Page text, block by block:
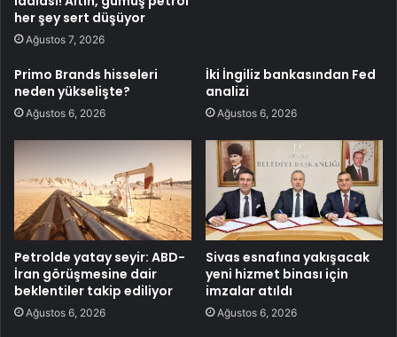
her şey sert düşüyor
Ağustos 7, 2026
Primo Brands hisseleri
neden yükselişte?
Ağustos 6, 2026
İki İngiliz bankasından Fed
analizi
Ağustos 6, 2026
Petrolde yatay seyir: ABD-
İran görüşmesine dair
beklentiler takip ediliyor
Ağustos 6, 2026
Sivas esnafına yakışacak
yeni hizmet binası için
imzalar atıldı
Ağustos 6, 2026